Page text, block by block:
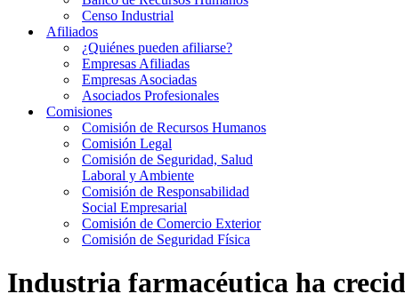
Censo Industrial
Afiliados
¿Quiénes pueden afiliarse?
Empresas Afiliadas
Empresas Asociadas
Asociados Profesionales
Comisiones
Comisión de Recursos Humanos
Comisión Legal
Comisión de Seguridad, Salud
Laboral y Ambiente
Comisión de Responsabilidad
Social Empresarial
Comisión de Comercio Exterior
Comisión de Seguridad Física
Industria farmacéutica ha